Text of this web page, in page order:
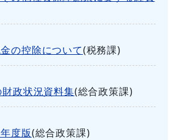
の控除について(税務課)
政状況資料集(総合政策課)
度版(総合政策課)